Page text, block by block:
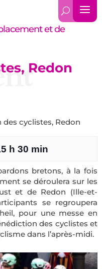
et de
Redon
des cyclistes, Redon
h 30 min
bretons, à la fois
se déroulera sur les
et de Redon (Ille-et-
se regroupera
pour une messe en
des cyclistes et
dans l’après-midi.